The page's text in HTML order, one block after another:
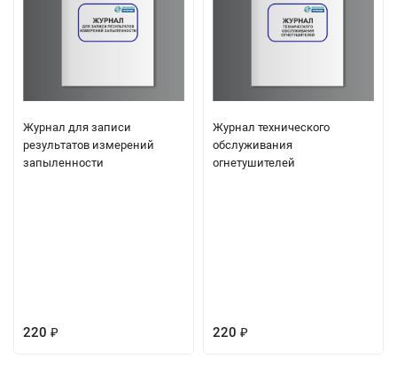
Журнал для записи
результатов измерений
запыленности
220 ₽
Журнал технического
обслуживания
огнетушителей
220 ₽